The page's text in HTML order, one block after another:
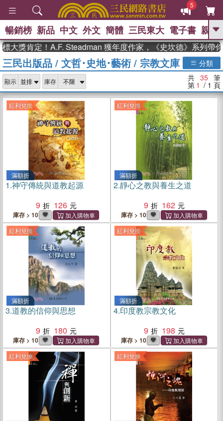
5
GO
熱搜： 東野圭吾 、 高希均教授回憶錄
、 The Odyssey 、 父親節 、 如果歷
國際布克
獎 臺灣漫遊錄 、 方念華 、 台灣的李
登輝時代 、 數學女孩：黎曼猜想
偉大的迷走神經
暢銷榜 新品 中文 外文 簡體 三民東大 電子書 親子
定！A.F. Steadman 獲年度作家，《史坎德》系列帶你踏上
三民出版品 / 文哲･史地･藝術/ 宗教文庫 分類
顯示 庫存 共 35 筆
第 1 / 1 頁
紅利兌換
滿額折
1.神守傳統與道教起源
9
126
庫存 > 10
紅利兌換
滿額折
2.靜心之教與養生之道
9
162
庫存 > 10
紅利兌換
滿額折
3.道教的信仰與思想
9
180
庫存 > 10
紅利兌換
滿額折
4.印度教宗教文化
9
198
庫存 > 10
紅利兌換 紅利兌換